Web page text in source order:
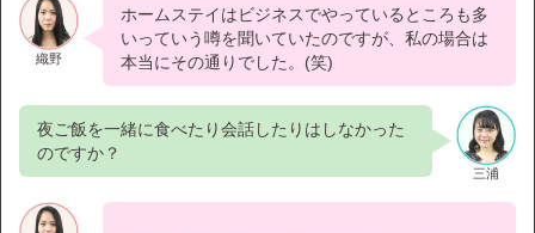
織野
ホームステイはビジネスでやっているところも多
いっていう噂を聞いていたのですが、私の場合は
本当にその通りでした。(笑)
三浦
夜ご飯を一緒に食べたり会話したりはしなかった
のですか？